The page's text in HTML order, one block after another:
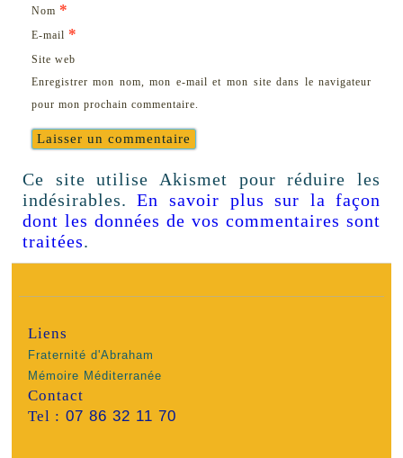
Nom *
E-mail *
Site web
Enregistrer mon nom, mon e-mail et mon site dans le navigateur
pour mon prochain commentaire.
Ce site utilise Akismet pour réduire les
indésirables.En savoir plus sur la façon
dont les données de vos commentaires sont
traitées.
Liens
Fraternité d'Abraham
Mémoire Méditerranée
Contact
Tel : 07 86 32 11 70